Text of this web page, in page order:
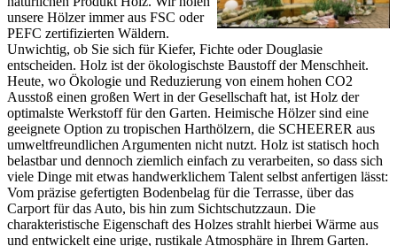
unsere Hölzer immer aus FSC oder
PEFC zertifizierten Wäldern.
Unwichtig, ob Sie sich für Kiefer, Fichte oder Douglasie
entscheiden. Holz ist der ökologischste Baustoff der Menschheit.
Heute, wo Ökologie und Reduzierung von einem hohen CO2
Ausstoß einen großen Wert in der Gesellschaft hat, ist Holz der
optimalste Werkstoff für den Garten. Heimische Hölzer sind eine
geeignete Option zu tropischen Harthölzern, die SCHEERER aus
umweltfreundlichen Argumenten nicht nutzt. Holz ist statisch hoch
belastbar und dennoch ziemlich einfach zu verarbeiten, so dass sich
viele Dinge mit etwas handwerklichem Talent selbst anfertigen lässt:
Vom präzise gefertigten Bodenbelag für die Terrasse, über das
Carportfür das Auto, bis hin zum Sichtschutzzaun. Die
charakteristische Eigenschaft des Holzes strahlt hierbei Wärme aus
und entwickelt eine urige, rustikale Atmosphäre in Ihrem Garten.